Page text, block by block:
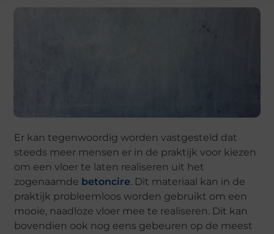
Er kan tegenwoordig worden vastgesteld dat
steeds meer mensen er in de praktijk voor kiezen
om een vloer te laten realiseren uit het
zogenaamde betoncire. Dit materiaal kan in de
praktijk probleemloos worden gebruikt om een
mooie, naadloze vloer mee te realiseren. Dit kan
bovendien ook nog eens gebeuren op de meest